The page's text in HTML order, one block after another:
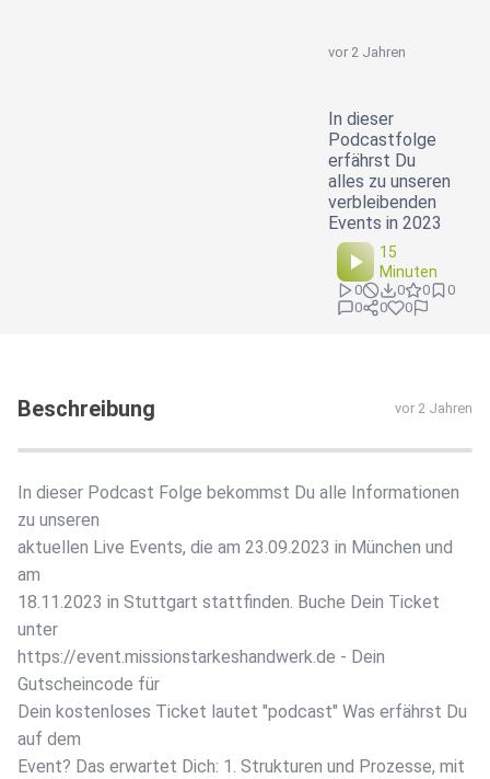
vor 2 Jahren
In dieser
Podcastfolge
erfährst Du
alles zu unseren
verbleibenden
Events in 2023
15
Minuten
0 0 0
0
0
0 0
Beschreibung vor 2 Jahren
In dieser Podcast Folge bekommst Du alle Informationen
zu unseren
aktuellen Live Events, die am 23.09.2023 in München und
am
18.11.2023 in Stuttgart stattfinden. Buche Dein Ticket
unter
https://event.missionstarkeshandwerk.de - Dein
Gutscheincode für
Dein kostenloses Ticket lautet "podcast" Was erfährst Du
auf dem
Event? Das erwartet Dich: 1. Strukturen und Prozesse, mit